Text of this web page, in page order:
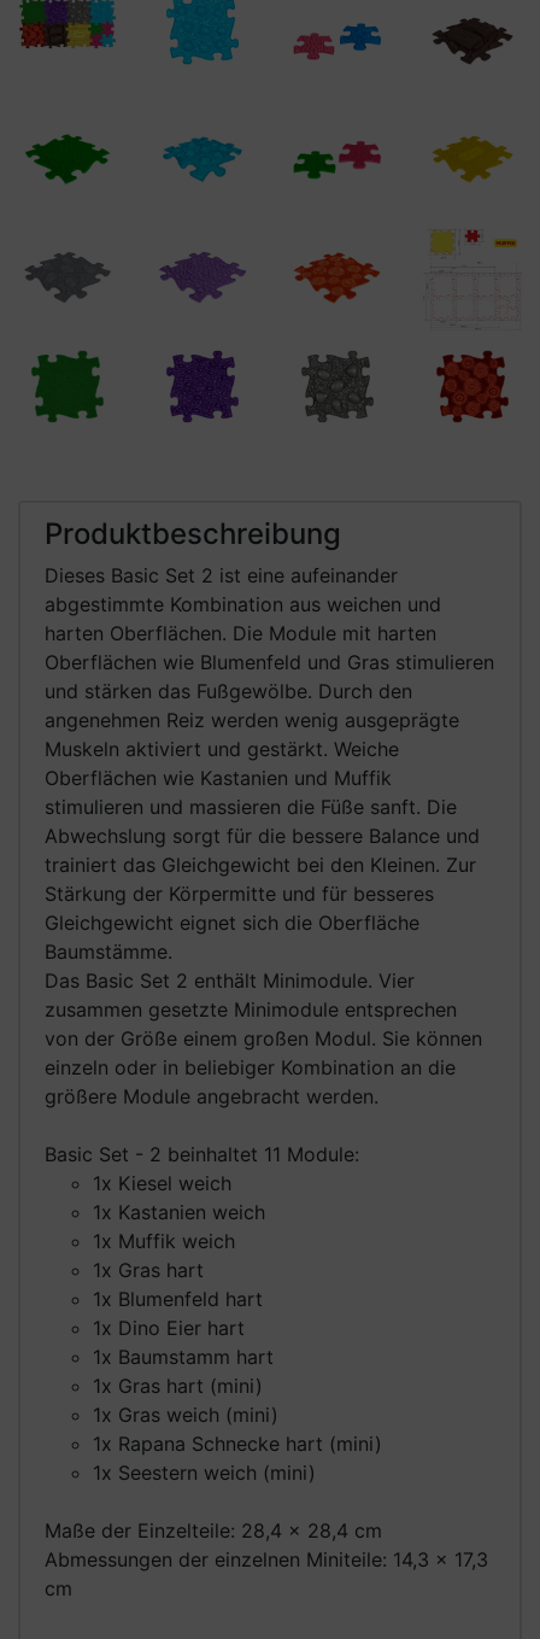
Produktbeschreibung
Dieses Basic Set 2 ist eine aufeinander
abgestimmte Kombination aus weichen und
harten Oberflächen. Die Module mit harten
Oberflächen wie Blumenfeld und Gras stimulieren
und stärken das Fußgewölbe. Durch den
angenehmen Reiz werden wenig ausgeprägte
Muskeln aktiviert und gestärkt. Weiche
Oberflächen wie Kastanien und Muffik
stimulieren und massieren die Füße sanft. Die
Abwechslung sorgt für die bessere Balance und
trainiert das Gleichgewicht bei den Kleinen. Zur
Stärkung der Körpermitte und für besseres
Gleichgewicht eignet sich die Oberfläche
Baumstämme.
Das Basic Set 2 enthält Minimodule. Vier
zusammen gesetzte Minimodule entsprechen
von der Größe einem großen Modul. Sie können
einzeln oder in beliebiger Kombination an die
größere Module angebracht werden.
Basic Set - 2 beinhaltet 11 Module:
1x Kiesel weich
1x Kastanien weich
1x Muffik weich
1x Gras hart
1x Blumenfeld hart
1x Dino Eier hart
1x Baumstamm hart
1x Gras hart (mini)
1x Gras weich (mini)
1x Rapana Schnecke hart (mini)
1x Seestern weich (mini)
Maße der Einzelteile: 28,4 x 28,4 cm
Abmessungen der einzelnen Miniteile: 14,3 x 17,3
cm